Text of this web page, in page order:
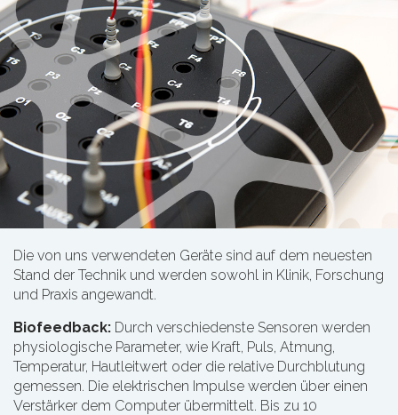
Die von uns verwendeten Geräte sind auf dem neuesten
Stand der Technik und werden sowohl in Klinik, Forschung
und Praxis angewandt.
Biofeedback: Durch verschiedenste Sensoren werden
physiologische Parameter, wie Kraft, Puls, Atmung,
Temperatur, Hautleitwert oder die relative Durchblutung
gemessen. Die elektrischen Impulse werden über einen
Verstärker dem Computer übermittelt. Bis zu 10